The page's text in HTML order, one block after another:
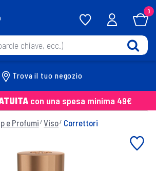
0
Trova il tuo negozio
con una spesa minima 49€
e Profumi Viso Correttori